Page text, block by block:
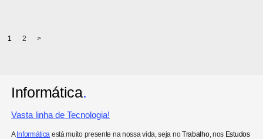
1 2 >
Informática.
Vasta linha de Tecnologia!
A Informática está muito presente na nossa vida, seja noTrabalho, nos Estudos